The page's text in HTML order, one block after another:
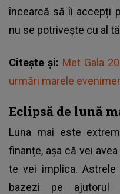
încearcă să îi accepți
nu se potrivește cu al
Citește și: Met Gala
urmări marele
Eclipsă de lună
Luna mai este
finanțe, așa că vei
te vei implica.
bazezi pe ajutorul